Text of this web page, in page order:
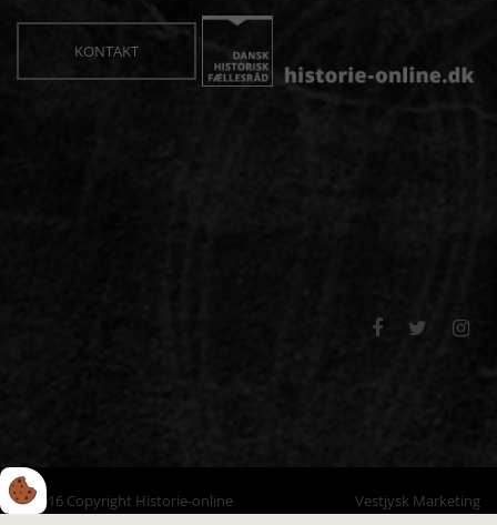
KONTAKT
  
© 2016 Copyright Historie-online Vestjysk Marketing